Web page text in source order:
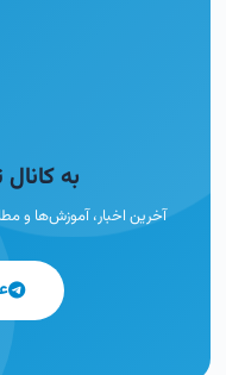
به
آخرین اخبار، آموزش‌ها و